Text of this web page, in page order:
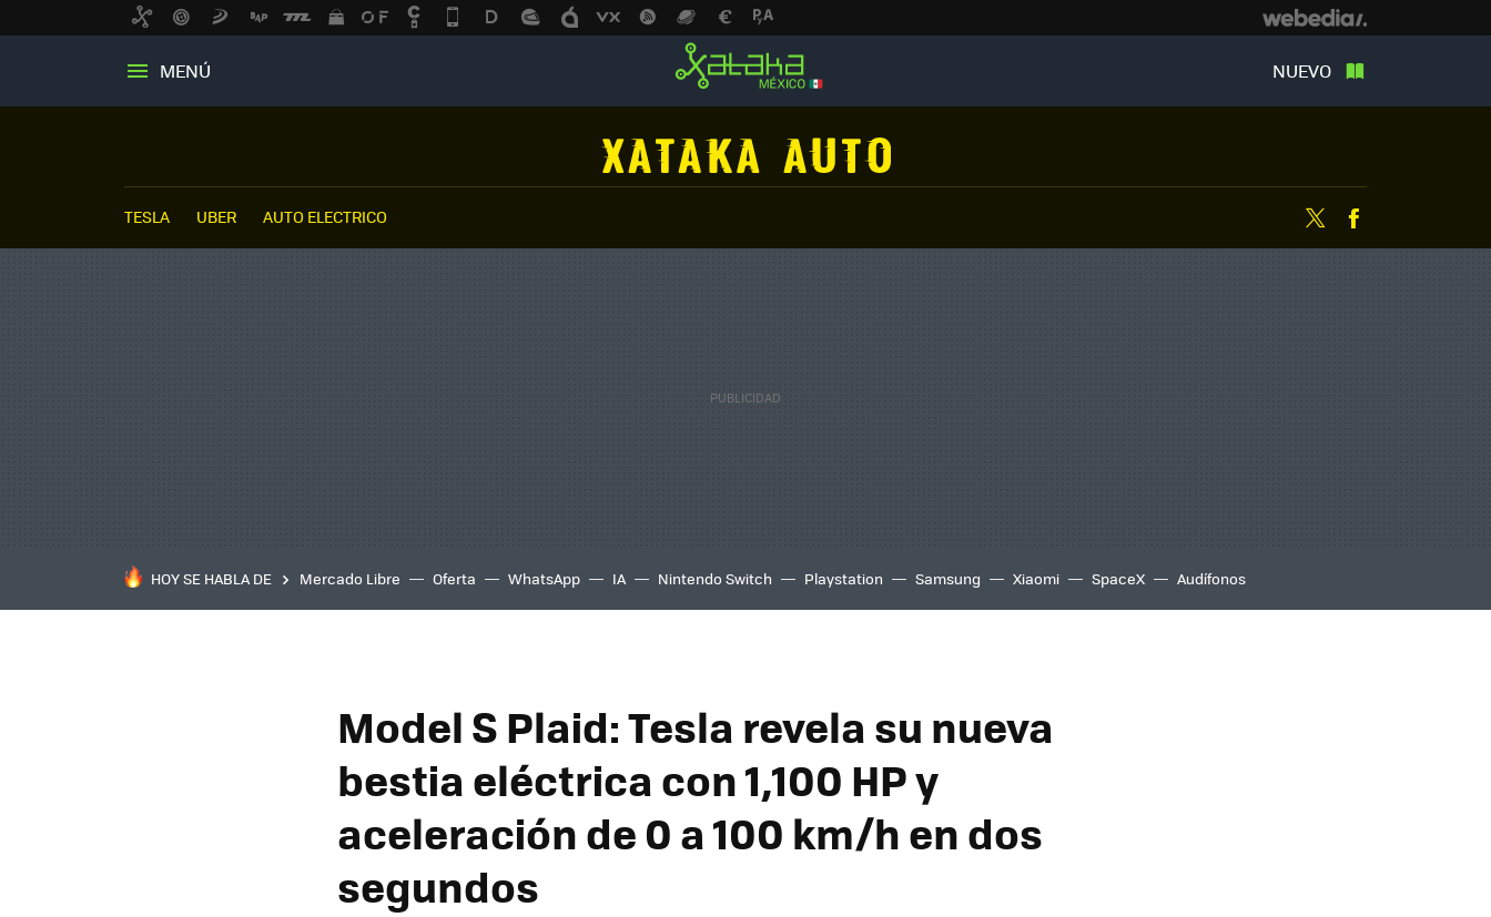
MENÚ NUEVO
TESLA UBER AUTO ELECTRICO Twitter
HOY SE HABLA DE Mercado Libre Oferta WhatsApp IA Nintendo Switch Playstation Samsung Xiaomi SpaceX Audífonos
Model S Plaid: Tesla revela su nueva
bestia eléctrica con 1,100 HP y
aceleración de 0 a 100 km/h en dos
segundos